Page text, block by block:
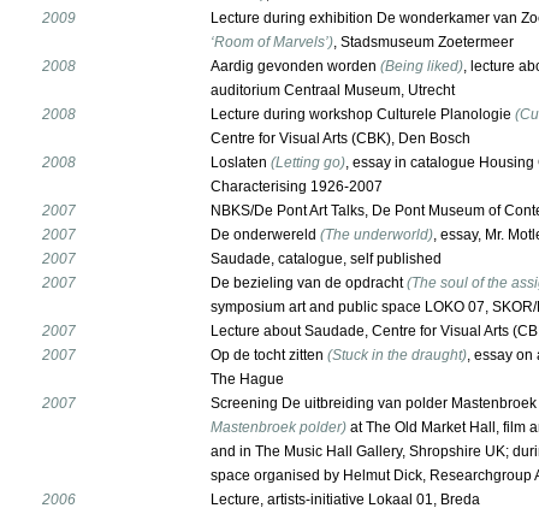
2009
Lecture during exhibition De wonderkamer van
‘Room of Marvels’), Stadsmuseum Zoetermeer
2008
Aardig gevonden worden (Being liked), lecture
auditorium Centraal Museum, Utrecht
2008
Lecture during workshop Culturele Planologie
Centre for Visual Arts (CBK), Den Bosch
2008
Loslaten (Letting go), essay in catalogue
Characterising 1926-2007
2007
NBKS/De Pont Art Talks, De Pont Museum of
2007
De onderwereld (The underworld), essay, Mr.
2007
Saudade, catalogue, self published
2007
De bezieling van de opdracht(The soul of the
symposium art and public space LOKO 07,
2007
Lecture about Saudade, Centre for Visual Arts
2007
Op de tocht zitten (Stuck in the draught), essay on
The Hague
2007
Screening De uitbreiding van polder Mastenbroek
Mastenbroek polder) at The Old Market Hall, film
and in The Music Hall Gallery, Shropshire UK;
space organised by Helmut Dick, Researchgroup
2006
Lecture, artists-initiative Lokaal 01, Breda